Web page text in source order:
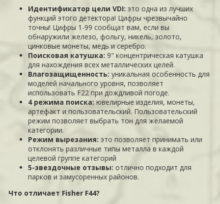
Идентификатор цели VDI:это одна из лучших
функций этого детектора! Цифры чрезвычайно
точны! Цифры 1-99 сообщат вам, если вы
обнаружили железо, фольгу, никель, золото,
цинковые монеты, медь и серебро.
Поисковая катушка:9" концентрическая катушка
для нахождения всех металлических целей.
Влагозащищенность:уникальная особенность для
моделей начального уровня, позволяет
использовать F22 при дождливой погоде.
4 режима поиска:ювелирные изделия, монеты,
артефакт и пользовательский. Пользовательский
режим позволяет выбрать тон для желаемой
категории.
Режим вырезания:это позволяет принимать или
отклонять различные типы металла в каждой
целевой группе категорий
5-звездочные отзывы: отлично подходит для
парков и замусоренных районов.
Что отличает Fisher F44?